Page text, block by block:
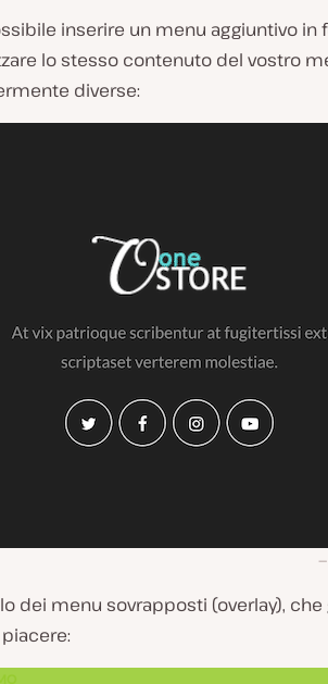
inserire un menu aggiuntivo in
lo stesso contenuto del vostro
diverse:
dei menu sovrapposti (overlay),